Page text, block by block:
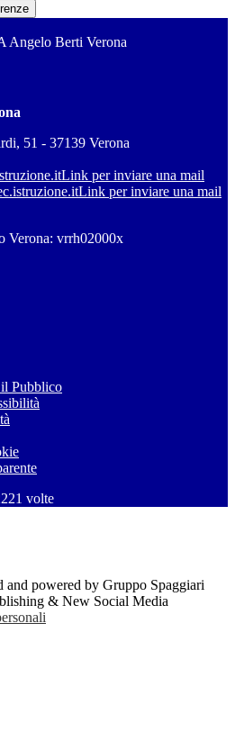
Angelo Berti Verona
51 - 37139 Verona
Link per inviare una mail
Link per inviare una mail
Verona: vrrh02000x
Pubblico
volte
and powered by Gruppo Spaggiari
& New Social Media